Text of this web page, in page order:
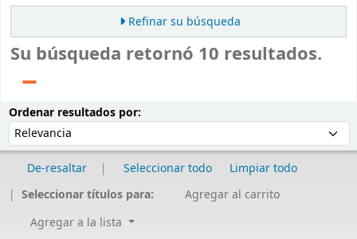
Refinar su búsqueda
Su búsqueda retornó 10 resultados.
Ordenar resultados por:
De-resaltar Seleccionar todo
Limpiar todo
Seleccionar títulos para:
Agregar al carrito
Agregar a la lista